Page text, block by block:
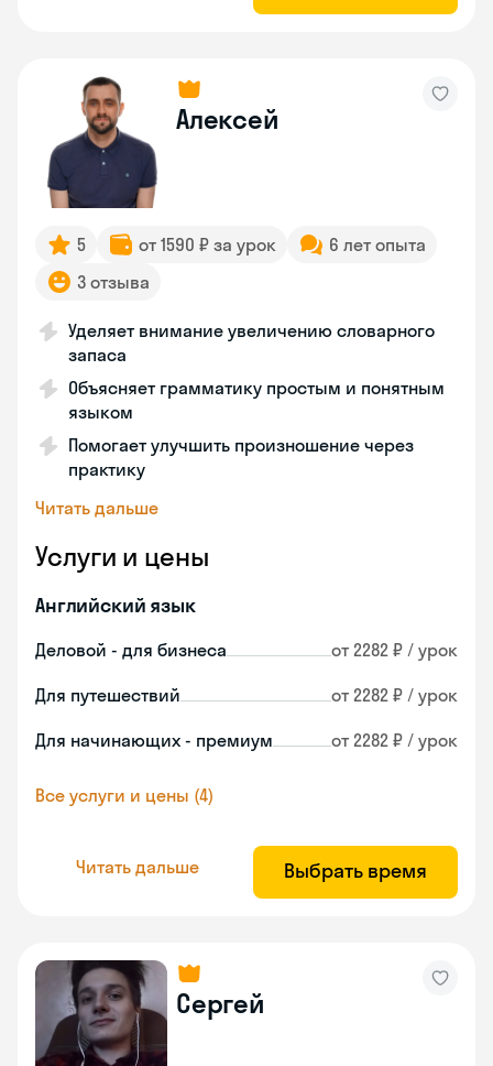
Алексей
5 от 1590 ₽ за урок
6 лет опыта
3 отзыва
Уделяет внимание увеличению словарного
запаса
Объясняет грамматику простым и понятным
языком
Помогает улучшить произношение через
практику
Читать дальше
Услуги и цены
Английский язык
Деловой - для бизнеса от 2282 ₽ / урок
Для путешествий от 2282 ₽ / урок
Для начинающих - премиум от 2282 ₽ / урок
Все услуги и цены (4)
Читать дальше Выбрать время
Сергей